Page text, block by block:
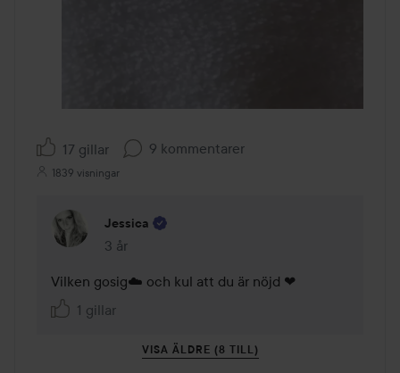
17 gillar 9 kommentarer
1839 visningar
Jessica
3 år
Kommentaren lades 3 år
Vilken gosig☁️ och kul att du är nöjd ❤
1 gillar
VISA ÄLDRE (8 TILL)